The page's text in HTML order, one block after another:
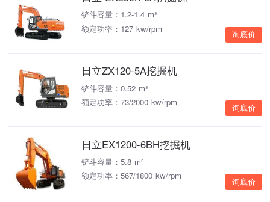
铲斗容量：1.2-1.4 m³
额定功率：127 kw/rpm
询底价
日立ZX120-5A挖掘机
铲斗容量：0.52 m³
额定功率：73/2000 kw/rpm
询底价
日立EX1200-6BH挖掘机
铲斗容量：5.8 m³
额定功率：567/1800 kw/rpm
询底价